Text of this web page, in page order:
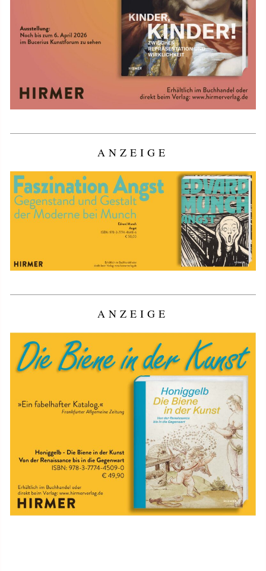
ANZEIGE
ANZEIGE